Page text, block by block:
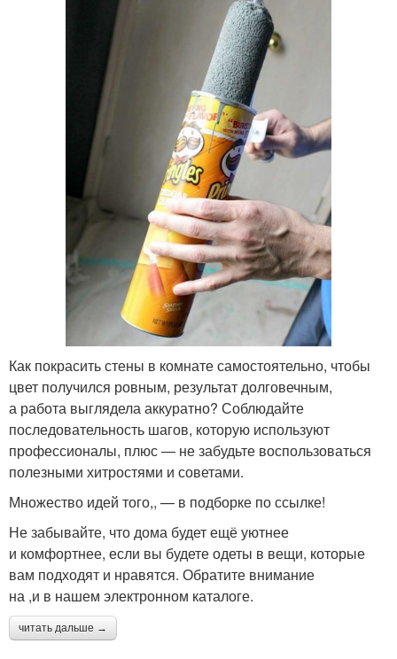
Как покрасить стены в комнате самостоятельно, чтобы
цвет получился ровным, результат долговечным,
а работа выглядела аккуратно? Соблюдайте
последовательность шагов, которую используют
профессионалы, плюс — не забудьте воспользоваться
полезными хитростями и советами.
Множество идей того,, — в подборке по ссылке!
Не забывайте, что дома будет ещё уютнее
и комфортнее, если вы будете одеты в вещи, которые
вам подходят и нравятся. Обратите внимание
на ,и в нашем электронном каталоге.
читать дальше →